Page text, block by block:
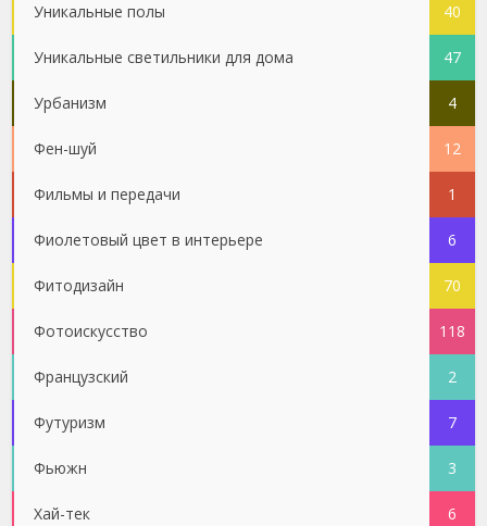
Уникальные полы 40
Уникальные светильники для дома 47
Урбанизм 4
Фен-шуй 12
Фильмы и передачи 1
Фиолетовый цвет в интерьере 6
Фитодизайн 70
Фотоискусство 118
Французский 2
Футуризм 7
Фьюжн 3
Хай-тек 6